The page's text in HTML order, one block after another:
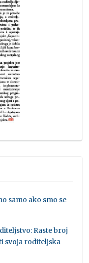
samo ako smo se
Raste broj
svoja roditeljska